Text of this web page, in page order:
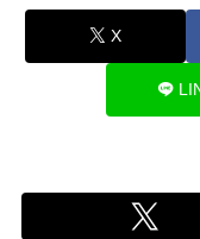
X